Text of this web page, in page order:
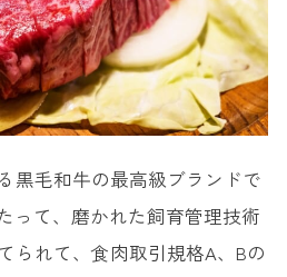
◆茨城名物の水戸納豆が食べられるお店『洋食屋 花きゃべつ』
◆茨城名物の水戸納豆が食べられるお店『味の店 かくた』
◆茨城名物の常陸秋そばが食べられるお店『水府庵』
が食べられるお店『そば処 登喜和家』
ン
ーメンが食べられるお店『麺屋めん吉』
黒毛和牛の最高級ブランドで
って、磨かれた飼育管理技術
られて、食肉取引規格A、Bの